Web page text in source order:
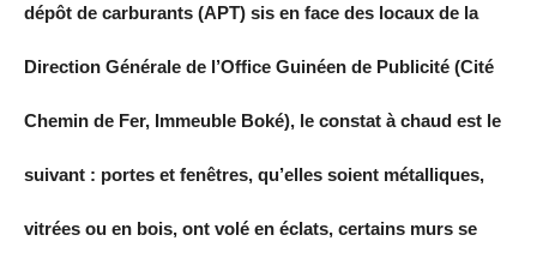
dépôt de carburants (APT) sis en face des locaux de la
Direction Générale de l’Office Guinéen de Publicité (Cité
Chemin de Fer, Immeuble Boké), le constat à chaud est le
suivant : portes et fenêtres, qu’elles soient métalliques,
vitrées ou en bois, ont volé en éclats, certains murs se